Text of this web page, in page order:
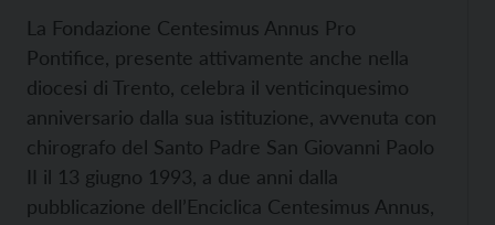
La Fondazione Centesimus Annus Pro
Pontifice, presente attivamente anche nella
diocesi di Trento, celebra il venticinquesimo
anniversario dalla sua istituzione, avvenuta con
chirografo del Santo Padre San Giovanni Paolo
II il 13 giugno 1993, a due anni dalla
pubblicazione dell’Enciclica Centesimus Annus,